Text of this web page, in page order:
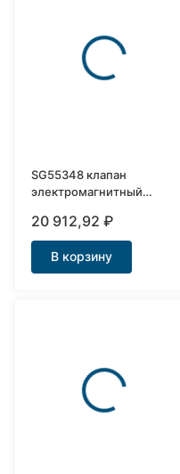
SG55348 клапан
электромагнитный
для воды Ду40
20 912,92₽
В корзину